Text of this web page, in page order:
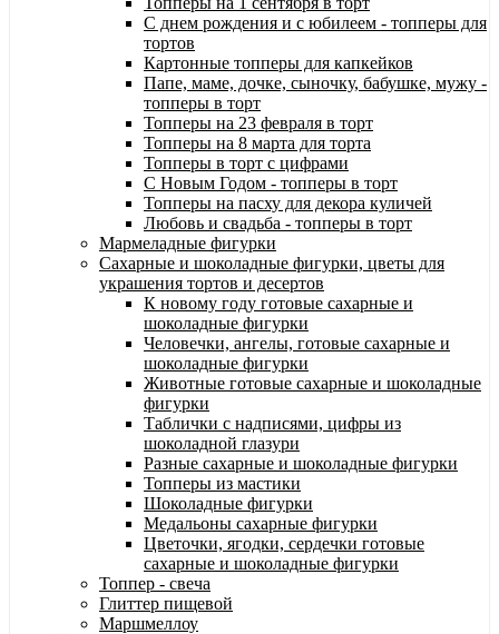
С днем рождения и с юбилеем - топперы для
тортов
Картонные топперы для капкейков
Папе, маме, дочке, сыночку, бабушке, мужу -
топперы в торт
Топперы на 23 февраля в торт
Топперы на 8 марта для торта
Топперы в торт с цифрами
С Новым Годом - топперы в торт
Топперы на пасху для декора куличей
Любовь и свадьба - топперы в торт
Мармеладные фигурки
Сахарные и шоколадные фигурки, цветы для
украшения тортов и десертов
К новому году готовые сахарные и
шоколадные фигурки
Человечки, ангелы, готовые сахарные и
шоколадные фигурки
Животные готовые сахарные и шоколадные
фигурки
Таблички с надписями, цифры из
шоколадной глазури
Разные сахарные и шоколадные фигурки
Топперы из мастики
Шоколадные фигурки
Медальоны сахарные фигурки
Цветочки, ягодки, сердечки готовые
сахарные и шоколадные фигурки
Топпер - свеча
Глиттер пищевой
Маршмеллоу